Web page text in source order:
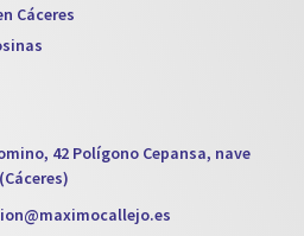
Cáceres
42 Polígono Cepansa, nave